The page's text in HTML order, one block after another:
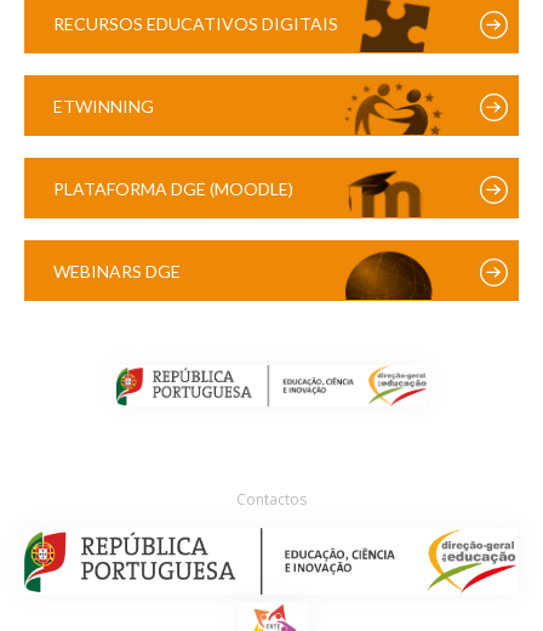
RECURSOS EDUCATIVOS DIGITAIS
ETWINNING
PLATAFORMA DGE (MOODLE)
WEBINARS DGE
Contactos